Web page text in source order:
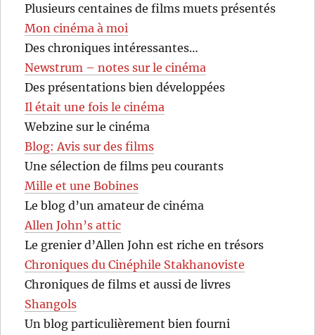
Plusieurs centaines de films muets présentés
Mon cinéma à moi
Des chroniques intéressantes…
Newstrum – notes sur le cinéma
Des présentations bien développées
Il était une fois le cinéma
Webzine sur le cinéma
Blog: Avis sur des films
Une sélection de films peu courants
Mille et une Bobines
Le blog d’un amateur de cinéma
Allen John’s attic
Le grenier d’Allen John est riche en trésors
Chroniques du Cinéphile Stakhanoviste
Chroniques de films et aussi de livres
Shangols
Un blog particulièrement bien fourni